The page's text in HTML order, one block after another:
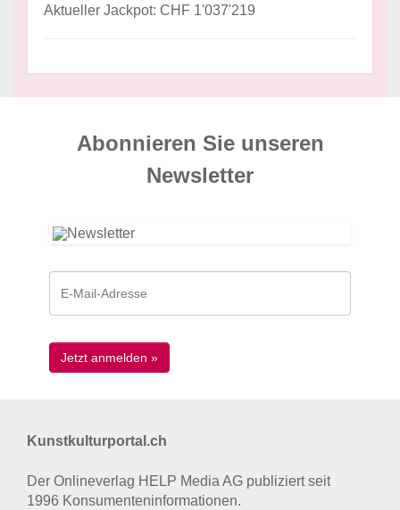
Aktueller Jackpot: CHF 1'037'219
Abonnieren Sie unseren
News­letter
Kunstkulturportal.ch
Der Onlineverlag HELP Media AG publiziert seit
1996 Konsumenten­informationen.